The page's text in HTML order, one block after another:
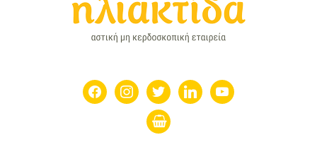
facebookinstagramtwitter linkedin youtube
shopping-
basket